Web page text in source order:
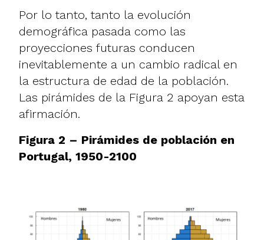
Por lo tanto, tanto la evolución
demográfica pasada como las
proyecciones futuras conducen
inevitablemente a un cambio radical en
la estructura de edad de la población.
Las pirámides de la Figura 2 apoyan esta
afirmación.
Figura 2 – Pirámides de población en
Portugal, 1950-2100